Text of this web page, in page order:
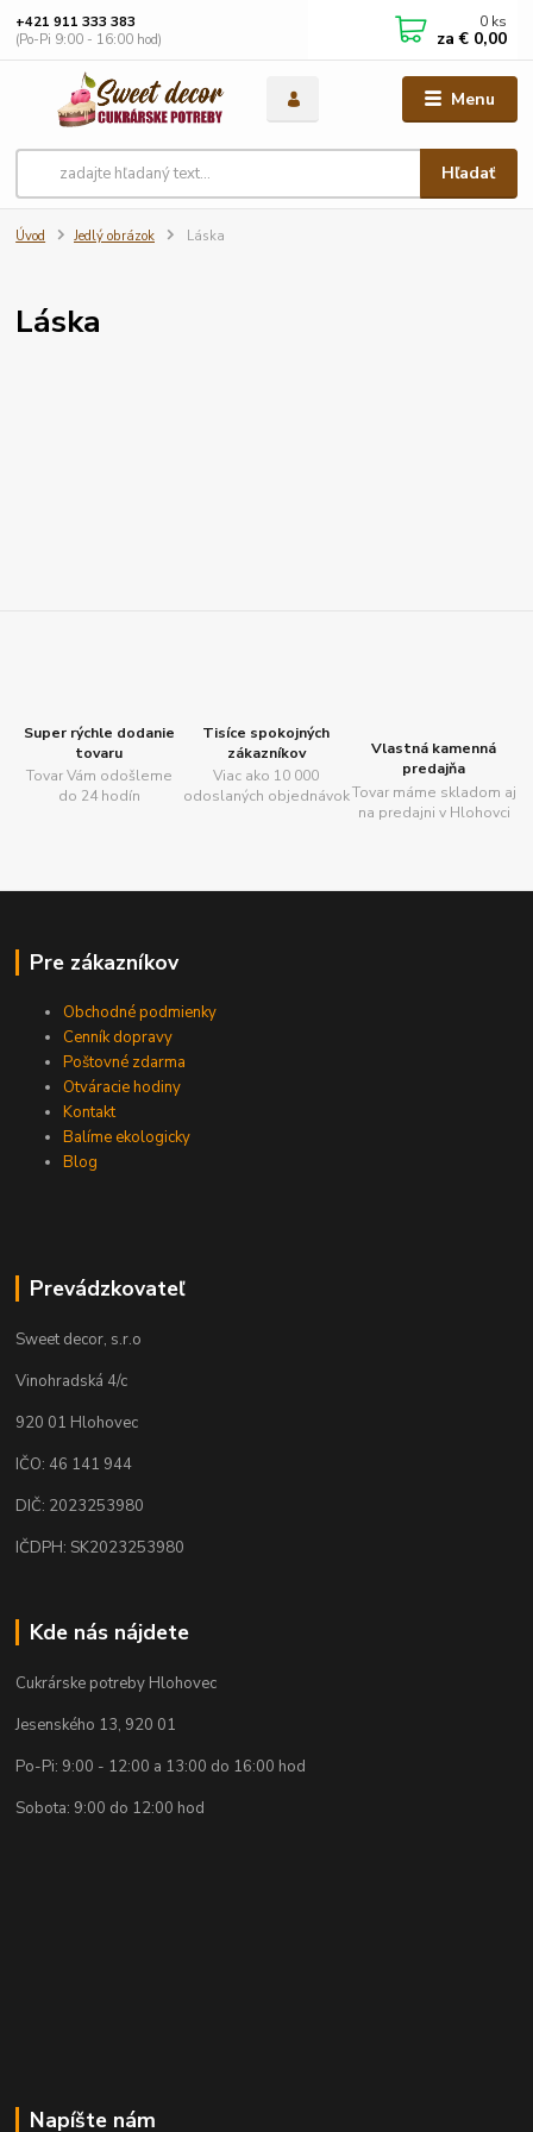
Menu
Hľadať
+421 911 333 383
(Po-Pi 9:00 - 16:00 hod)
0 ks
za € 0,00
Úvod Jedlý obrázok Láska
Láska
Super rýchle dodanie
tovaru
Tovar Vám odošleme
do 24 hodín
Tisíce spokojných
zákazníkov
Viac ako 10 000
odoslaných objednávok
Vlastná kamenná
predajňa
Tovar máme skladom aj
na predajni v Hlohovci
Pre zákazníkov
Obchodné podmienky
Cenník dopravy
Poštovné zdarma
Otváracie hodiny
Kontakt
Balíme ekologicky
Blog
Prevádzkovateľ
Sweet decor, s.r.o
Vinohradská 4/c
920 01 Hlohovec
IČO: 46 141 944
DIČ: 2023253980
IČDPH: SK2023253980
Kde nás nájdete
Cukrárske potreby Hlohovec
Jesenského 13, 920 01
Po-Pi: 9:00 - 12:00 a 13:00 do 16:00 hod
Sobota: 9:00 do 12:00 hod
Napíšte nám